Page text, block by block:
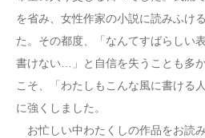
を省み、女性作家の小説に読みふけ
た。その都度、「なんてすばらしい
書けない…」と自信を失うことも多
こそ、「わたしもこんな風に書ける
に強くしました。
お忙しい中わたくしの作品をお読